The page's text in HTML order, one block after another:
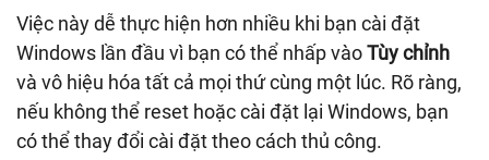
Việc này dễ thực hiện hơn nhiều khi bạn cài đặt
Windows lần đầu vì bạn có thể nhấp vàoTùy chỉnh
và vô hiệu hóa tất cả mọi thứ cùng một lúc. Rõ ràng,
nếu không thể reset hoặc cài đặt lại Windows, bạn
có thể thay đổi cài đặt theo cách thủ công.